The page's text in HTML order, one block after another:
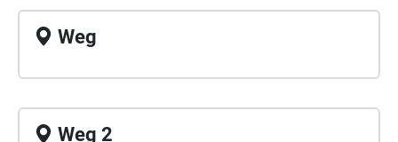
Weg
Weg 2